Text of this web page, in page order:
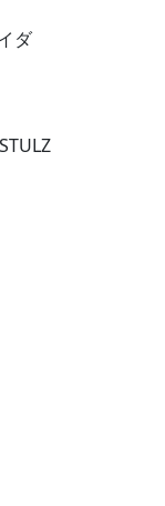
ダ